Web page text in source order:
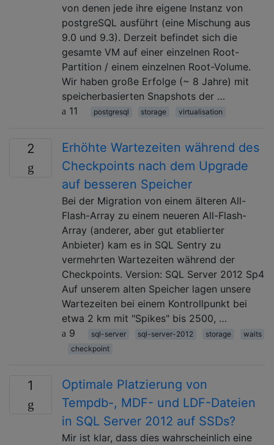
von denen jede ihre eigene Instanz von
postgreSQL ausführt (eine Mischung aus
9.0 und 9.3). Derzeit befindet sich die
gesamte VM auf einer einzelnen Root-
Partition / einem einzelnen Root-Volume.
Wir haben große Erfolge (~ 8 Jahre) mit
speicherbasierten Snapshots der …
11
postgresql storage virtualisation
2
Erhöhte Wartezeiten während des
Checkpoints nach dem Upgrade
auf besseren Speicher
Bei der Migration von einem älteren All-
Flash-Array zu einem neueren All-Flash-
Array (anderer, aber gut etablierter
Anbieter) kam es in SQL Sentry zu
vermehrten Wartezeiten während der
Checkpoints. Version: SQL Server 2012 Sp4
Auf unserem alten Speicher lagen unsere
Wartezeiten bei einem Kontrollpunkt bei
etwa 2 km mit "Spikes" bis 2500, …
9
sql-server sql-server-2012 storage
waits
checkpoint
1
Optimale Platzierung von
Tempdb-, MDF- und LDF-Dateien
in SQL Server 2012 auf SSDs?
Mir ist klar, dass dies wahrscheinlich eine